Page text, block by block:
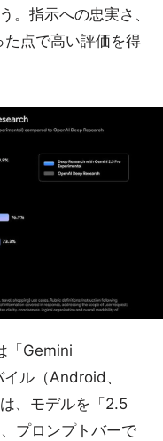
。指示への忠実さ、
点で高い評価を得
「Gemini
ル（Android、
、モデルを「2.5
プロンプトバーで